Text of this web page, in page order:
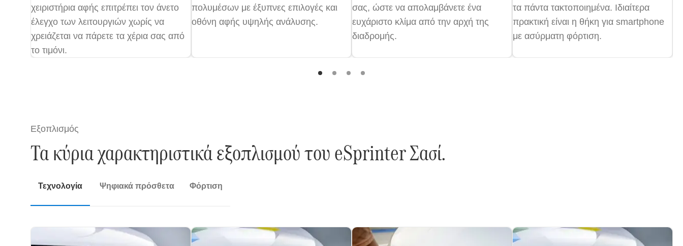
χειριστήρια αφής επιτρέπει τον άνετο
έλεγχο των λειτουργιών χωρίς να
χρειάζεται να πάρετε τα χέρια σας από
το τιμόνι.
πολυμέσων με έξυπνες επιλογές και
οθόνη αφής υψηλής ανάλυσης.
σας, ώστε να απολαμβάνετε ένα
ευχάριστο κλίμα από την αρχή της
διαδρομής.
τα πάντα τακτοποιημένα. Ιδιαίτερα
πρακτική είναι η θήκη για smartphone
με ασύρματη φόρτιση.
Εξοπλισμός
Τα κύρια χαρακτηριστικά εξοπλισμού του eSprinter Σασί.
Τεχνολογία Ψηφιακά πρόσθετα Φόρτιση